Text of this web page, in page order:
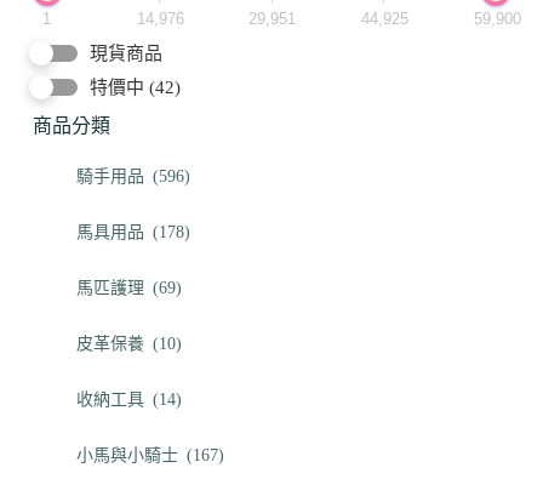
1 14,976 29,951 44,925 59,900
現貨商品
特價中 (42)
商品分類
騎手用品 (596)
馬具用品 (178)
馬匹護理 (69)
皮革保養 (10)
收納工具 (14)
小馬與小騎士 (167)